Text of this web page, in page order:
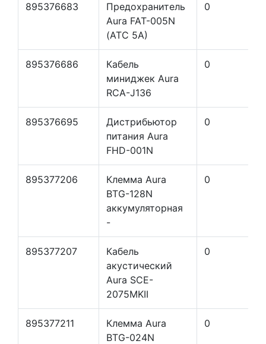
895376683
Предохранитель
Aura FAT-005N
(ATC 5A)
0
895376686
Кабель
миниджек Aura
RCA-J136
0
895376695
Дистрибьютор
питания Aura
FHD-001N
0
895377206
Клемма Aura
BTG-128N
аккумуляторная
-
0
895377207
Кабель
акустический
Aura SCE-
2075MKII
0
895377211
Клемма Aura
BTG-024N
0